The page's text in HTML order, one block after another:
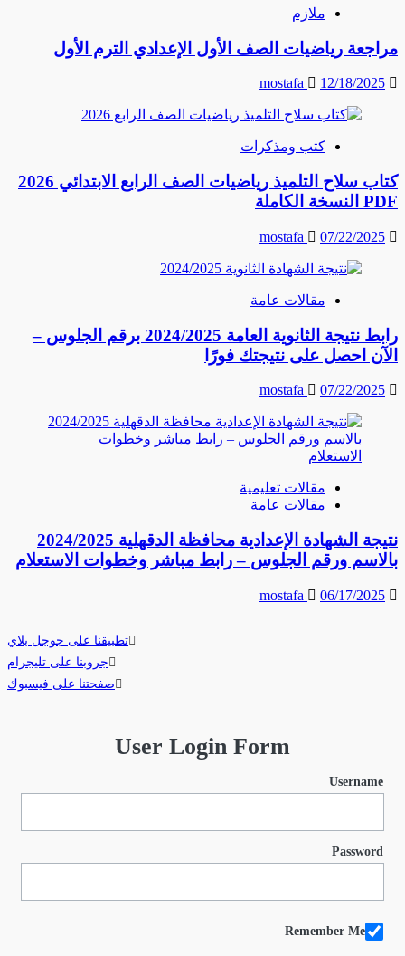
ملازم
مراجعة رياضيات الصف الأول الإعدادي الترم الأول
mostafa 12/18/2025
كتب ومذكرات
كتاب سلاح التلميذ رياضيات الصف الرابع الابتدائي 2026
PDF النسخة الكاملة
mostafa 07/22/2025
مقالات عامة
رابط نتيجة الثانوية العامة 2024/2025 برقم الجلوس –
الآن احصل على نتيجتك فورًا
mostafa 07/22/2025
مقالات تعليمية
مقالات عامة
نتيجة الشهادة الإعدادية محافظة الدقهلية 2024/2025
بالاسم ورقم الجلوس – رابط مباشر وخطوات الاستعلام
mostafa 06/17/2025
تطبيقنا على جوجل بلاي
جروبنا على تليجرام
صفحتنا على فيسبوك
User Login Form
Username
Password
Remember Me